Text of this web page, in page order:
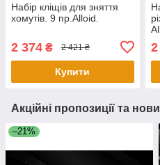
Набір кліщів для зняття
хомутів. 9 пр.Alloid.
2 374 ₴ 2 421 ₴
Купити
Акційні пропозиції та
–21%